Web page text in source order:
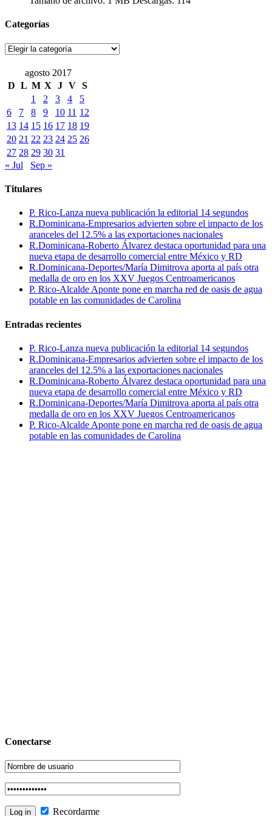
Categorías
Categorías
agosto 2017
D L M X J V S
1
2 3 4
5
6
7 8 9 10 11 12
13 14 15 16 17 18 19
20 21 22 23 24 25 26
27 28 29 30 31
« Jul
Sep »
Titulares
P. Rico-Lanza nueva publicación la editorial 14 segundos
R.Dominicana-Empresarios advierten sobre el impacto de los
aranceles del 12.5% a las exportaciones nacionales
R.Dominicana-Roberto Álvarez destaca oportunidad para una
nueva etapa de desarrollo comercial entre México y RD
R.Dominicana-Deportes/María Dimitrova aporta al país otra
medalla de oro en los XXV Juegos Centroamericanos
P. Rico-Alcalde Aponte pone en marcha red de oasis de agua
potable en las comunidades de Carolina
Entradas recientes
P. Rico-Lanza nueva publicación la editorial 14 segundos
R.Dominicana-Empresarios advierten sobre el impacto de los
aranceles del 12.5% a las exportaciones nacionales
R.Dominicana-Roberto Álvarez destaca oportunidad para una
nueva etapa de desarrollo comercial entre México y RD
R.Dominicana-Deportes/María Dimitrova aporta al país otra
medalla de oro en los XXV Juegos Centroamericanos
P. Rico-Alcalde Aponte pone en marcha red de oasis de agua
potable en las comunidades de Carolina
Conectarse
Recordarme